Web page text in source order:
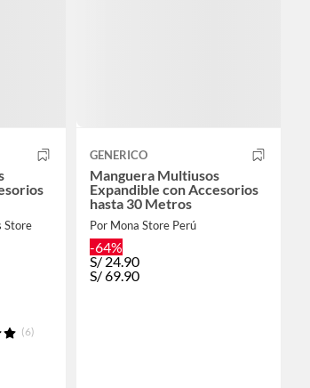
Store
(6)
GENERICO
Manguera Multiusos
Expandible con Accesorios
hasta 30 Metros
Por Mona Store Perú
-64%
S/24.90
S/69.90